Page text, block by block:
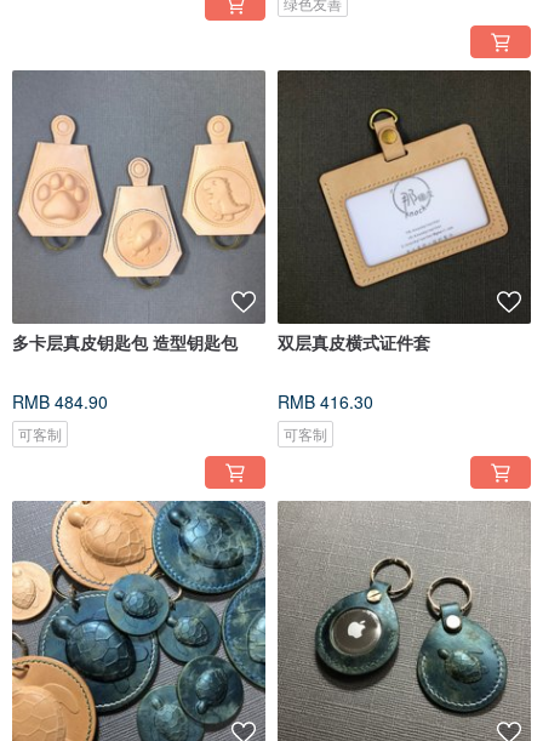
多卡层真皮钥匙包 造型钥匙包
RMB 484.90
可客制
双层真皮横式证件套
RMB 416.30
可客制